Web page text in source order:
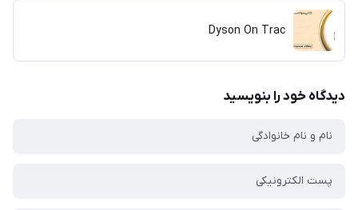
Dyson On Trac
دیدگاه خود را بنویسید